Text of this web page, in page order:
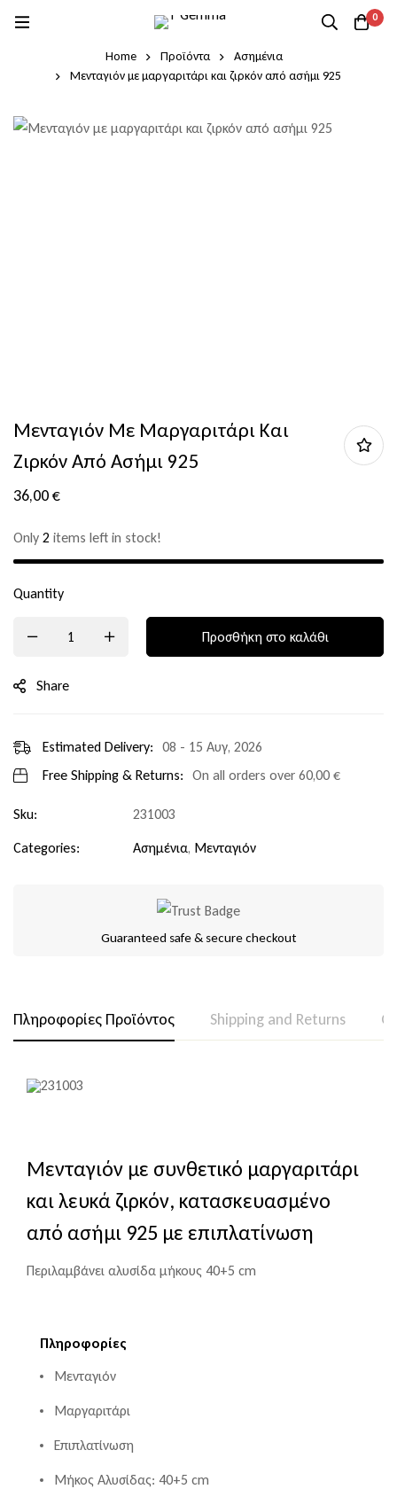
0
Home Προϊόντα
Ασημένια
Μενταγιόν με μαργαριτάρι και ζιρκόν από ασήμι 925
Μενταγιόν Με Μαργαριτάρι Και
Ζιρκόν Από Ασήμι 925
36,00€
Only 2 items left in stock!
Quantity
Προσθήκη στο καλάθι
Share
Estimated Delivery: 08 - 15 Αυγ, 2026
Free Shipping & Returns: On all orders over 60,00 €
Sku:
231003
Categories:
Ασημένια, Μενταγιόν
Guaranteed safe & secure checkout
Πληροφορίες Προϊόντος Shipping and Returns
Μενταγιόν με συνθετικό μαργαριτάρι
και λευκά ζιρκόν, κατασκευασμένο
από ασήμι 925 με επιπλατίνωση
Περιλαμβάνει αλυσίδα μήκους 40+5 cm
Πληροφορίες
Μενταγιόν
Μαργαριτάρι
Επιπλατίνωση
Μήκος Αλυσίδας: 40+5 cm